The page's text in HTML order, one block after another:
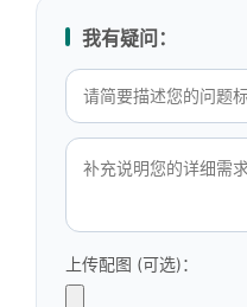
我有疑问：
上传配图 (可选)：